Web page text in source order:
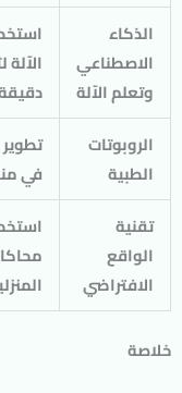
الذكاء
الاصطناعي
وتعلم الآلة
الروبوتات
الطبية
تطوير
في
تقنية
الواقع
الافتراضي
خلاصة